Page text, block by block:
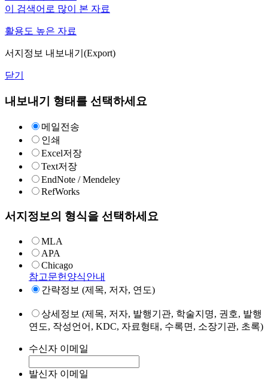
이 검색어로 많이 본 자료
활용도 높은 자료
서지정보 내보내기(Export)
닫기
내보내기 형태를 선택하세요
메일전송
인쇄
Excel저장
Text저장
EndNote / Mendeley
RefWorks
서지정보의 형식을 선택하세요
MLA
APA
Chicago
참고문헌양식안내
간략정보 (제목, 저자, 연도)
상세정보 (제목, 저자, 발행기관, 학술지명, 권호, 발행
연도, 작성언어, KDC, 자료형태, 수록면, 소장기관, 초록)
수신자 이메일
발신자 이메일